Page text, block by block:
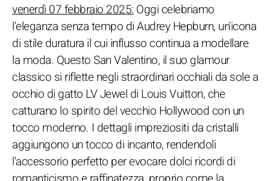
venerdì 07 febbraio 2025: Oggi celebriamo
l'eleganza senza tempo di Audrey Hepburn, un'icona
di stile duratura il cui influsso continua a modellare
la moda. Questo San Valentino, il suo glamour
classico si riflette negli straordinari occhiali da sole a
occhio di gatto LV Jewel di Louis Vuitton, che
catturano lo spirito del vecchio Hollywood con un
tocco moderno. I dettagli impreziositi da cristalli
aggiungono un tocco di incanto, rendendoli
l'accessorio perfetto per evocare dolci ricordi di